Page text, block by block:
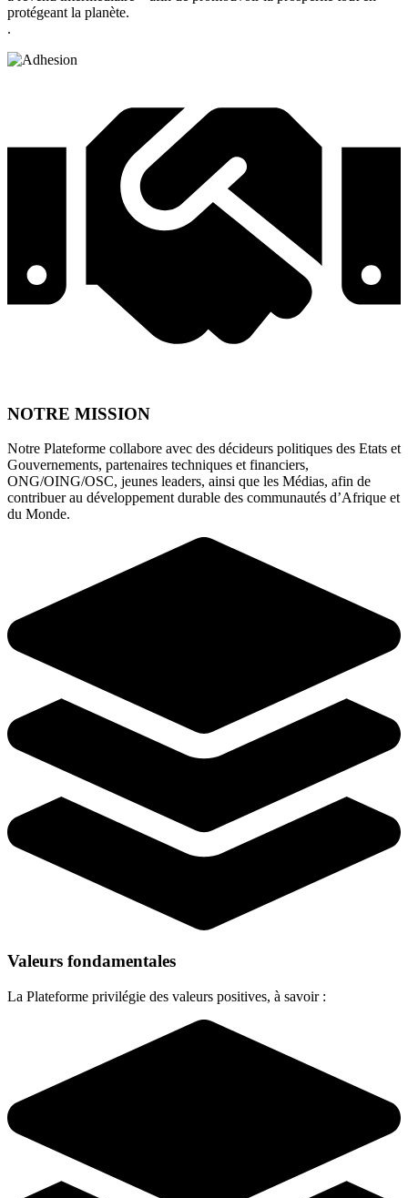
protégeant la planète.
.
NOTRE MISSION
Notre Plateforme collabore avec des décideurs politiques des Etats et
Gouvernements, partenaires techniques et financiers,
ONG/OING/OSC, jeunes leaders, ainsi que les Médias, afin de
contribuer au développement durable des communautés d’Afrique et
du Monde.
Valeurs fondamentales
La Plateforme privilégie des valeurs positives, à savoir :